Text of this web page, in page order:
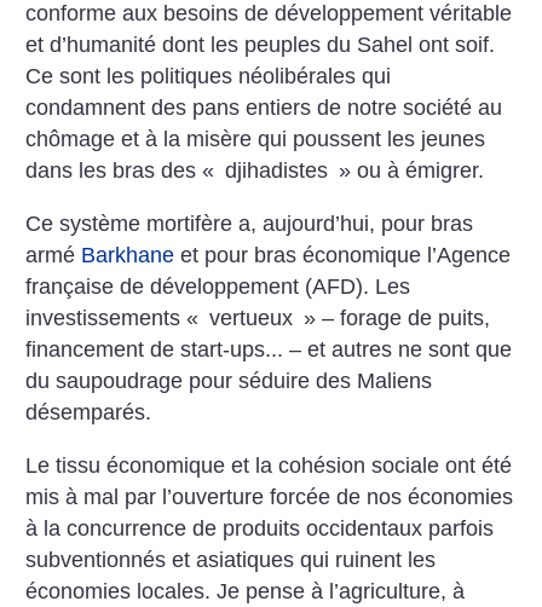
conforme aux besoins de développement véritable
et d’humanité dont les peuples du Sahel ont soif.
Ce sont les politiques néolibérales qui
condamnent des pans entiers de notre société au
chômage et à la misère qui poussent les jeunes
dans les bras des « djihadistes » ou à émigrer.
Ce système mortifère a, aujourd’hui, pour bras
armé Barkhane et pour bras économique l’Agence
française de développement (AFD). Les
investissements « vertueux » – forage de puits,
financement de start-ups... – et autres ne sont que
du saupoudrage pour séduire des Maliens
désemparés.
Le tissu économique et la cohésion sociale ont été
mis à mal par l’ouverture forcée de nos économies
à la concurrence de produits occidentaux parfois
subventionnés et asiatiques qui ruinent les
économies locales. Je pense à l’agriculture, à